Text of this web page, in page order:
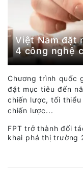
Việt Nam đặt
4 công nghệ
Chương trình quốc
đặt mục tiêu đến
chiến lược, tối
chiến lược...
FPT trở thành đối
khai phá thị trường